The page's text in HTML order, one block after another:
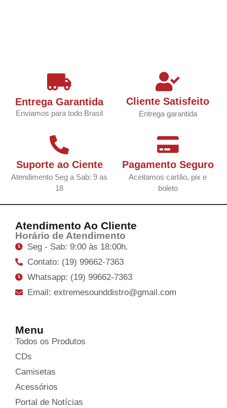
Entrega Garantida
Enviamos para todo Brasil
Cliente Satisfeito
Entrega garantida
Suporte ao Ciente
Atendimento Seg a Sab: 9 as
18
Pagamento Seguro
Aceitamos cartão, pix e
boleto
Atendimento Ao Cliente
Horário de Atendimento
Seg - Sab: 9:00 às 18:00h.
Contato: (19) 99662-7363
Whatsapp: (19) 99662-7363
Email: extremesounddistro@gmail.com
Menu
Todos os Produtos
CDs
Camisetas
Acessórios
Portal de Notícias